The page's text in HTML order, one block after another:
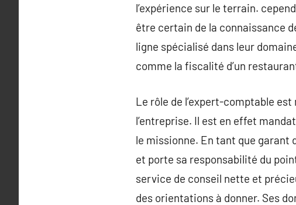
l’expérience sur le terrain.
être certain de la connaissance
ligne spécialisé dans leur
comme la fiscalité d’un
Le rôle de l’expert-comptable
l’entreprise. Il est en effet
le missionne. En tant que
et porte sa responsabilité du
service de conseil nette et
des orientations à donner. Ses